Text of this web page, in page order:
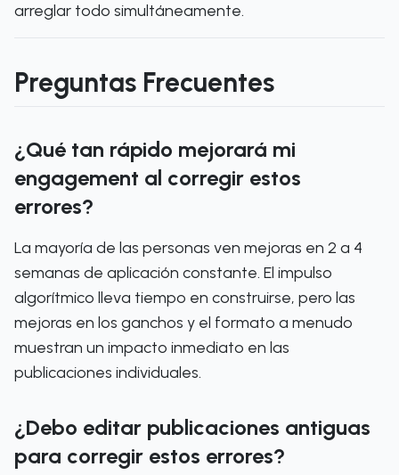
arreglar todo simultáneamente.
Preguntas Frecuentes
¿Qué tan rápido mejorará mi
engagement al corregir estos
errores?
La mayoría de las personas ven mejoras en 2 a 4
semanas de aplicación constante. El impulso
algorítmico lleva tiempo en construirse, pero las
mejoras en los ganchos y el formato a menudo
muestran un impacto inmediato en las
publicaciones individuales.
¿Debo editar publicaciones antiguas
para corregir estos errores?